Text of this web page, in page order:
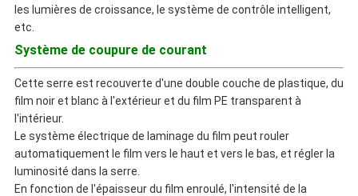
les lumières de croissance, le système de contrôle intelligent,
etc.
Système de coupure de courant
Cette serre est recouverte d'une double couche de plastique, du
film noir et blanc à l'extérieur et du film PE transparent à
l'intérieur.
Le système électrique de laminage du film peut rouler
automatiquement le film vers le haut et vers le bas, et régler la
luminosité dans la serre.
En fonction de l'épaisseur du film enroulé, l'intensité de la